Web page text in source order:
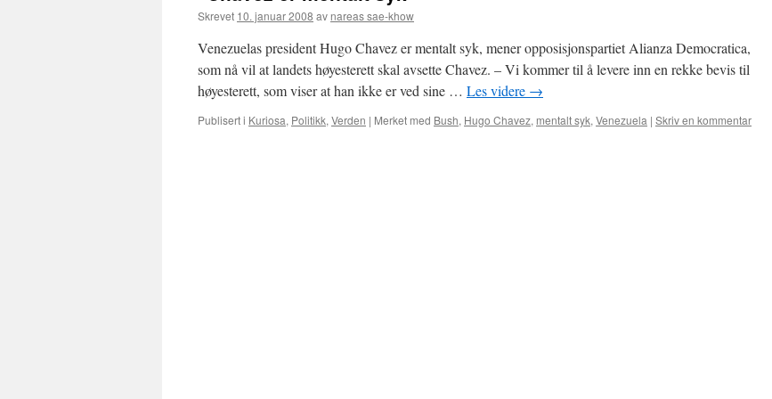
Skrevet 10. januar 2008 av nareas sae-khow
Venezuelas president Hugo Chavez er mentalt syk, mener opposisjonspartiet Alianza Democratica,
som nå vil at landets høyesterett skal avsette Chavez. – Vi kommer til å levere inn en rekke bevis til
høyesterett, som viser at han ikke er ved sine … Les videre →
Publisert i Kuriosa, Politikk, Verden | Merket med Bush, Hugo Chavez, mentalt syk, Venezuela | Skriv en kommentar